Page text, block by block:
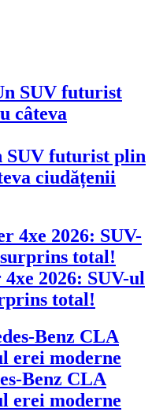
SUV futurist plin
ciudățenii
2026: SUV-ul
total!
Benz CLA
erei moderne